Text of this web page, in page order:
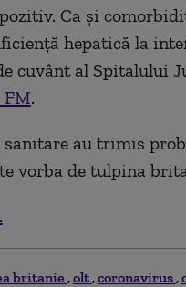
Ca și
hepatică la
cuvânt al Spitalului
.
au trimis
vorba de tulpina
britanie olt coronavirus